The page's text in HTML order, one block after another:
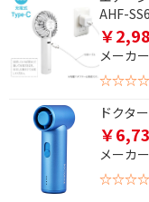
AHF-
￥
メーカ
ドクタ
￥
メーカ
充電式
タイプで絞
ハンディ
冷却プレー
冷却プレート